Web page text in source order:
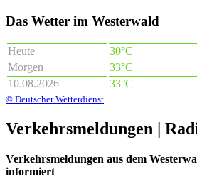
Das Wetter im Westerwald
Heute
30°C
Morgen
33°C
10.08.2026
33°C
© Deutscher Wetterdienst
Verkehrsmeldungen |
Verkehrsmeldungen aus dem
informiert